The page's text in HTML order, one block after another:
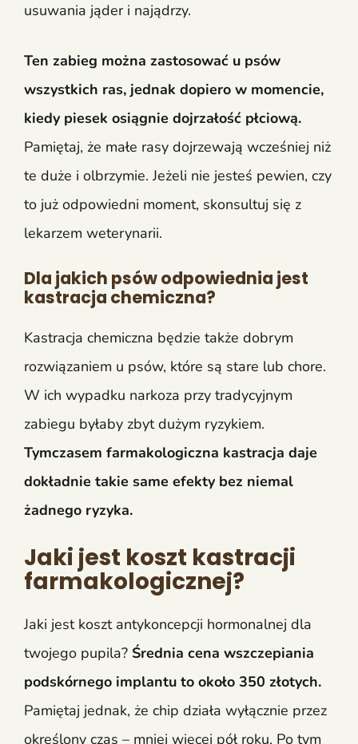
usuwania jąder i najądrzy.
Ten zabieg można zastosować u psów
wszystkich ras, jednak dopiero w momencie,
kiedy piesek osiągnie dojrzałość płciową.
Pamiętaj, że małe rasy dojrzewają wcześniej niż
te duże i olbrzymie. Jeżeli nie jesteś pewien, czy
to już odpowiedni moment, skonsultuj się z
lekarzem weterynarii.
Dla jakich psów odpowiednia jest
kastracja chemiczna?
Kastracja chemiczna będzie także dobrym
rozwiązaniem u psów, które są stare lub chore.
W ich wypadku narkoza przy tradycyjnym
zabiegu byłaby zbyt dużym ryzykiem.
Tymczasem farmakologiczna kastracja daje
dokładnie takie same efekty bez niemal
żadnego ryzyka.
Jaki jest koszt kastracji
farmakologicznej?
Jaki jest koszt antykoncepcji hormonalnej dla
twojego pupila? Średnia cena wszczepiania
podskórnego implantu to około 350 złotych.
Pamiętaj jednak, że chip działa wyłącznie przez
określony czas – mniej więcej pół roku. Po tym